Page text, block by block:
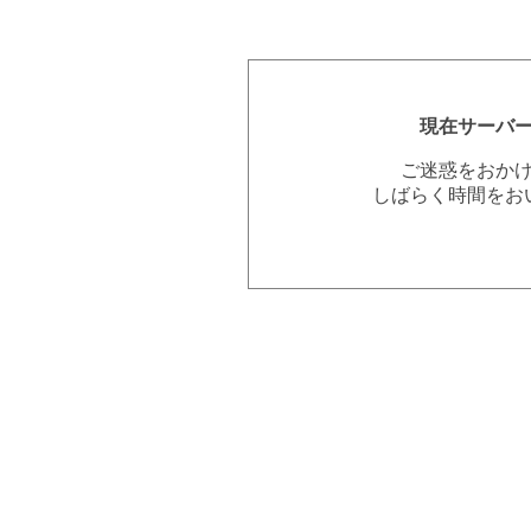
現在サーバ
ご迷惑をおか
しばらく時間を